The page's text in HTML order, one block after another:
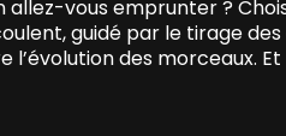
vous emprunter ?
guidé par le tirage
l’évolution des morceaux.